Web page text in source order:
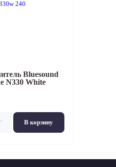
Bluesound
N330 White
В корзину